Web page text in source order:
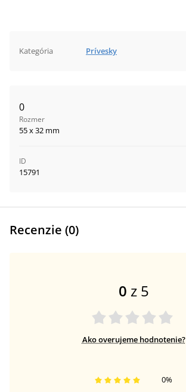
Kategória Prívesky
0
Rozmer
55 x 32 mm
ID
15791
Recenzie (0)
0 z 5
Ako overujeme hodnotenie?
0%